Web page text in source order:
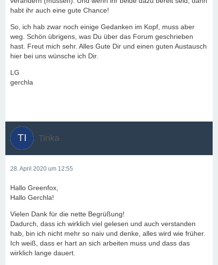
habt ihr auch eine gute Chance!
So, ich hab zwar noch einige Gedanken im Kopf, muss aber
weg. Schön übrigens, was Du über das Forum geschrieben
hast. Freut mich sehr. Alles Gute Dir und einen guten Austausch
hier bei uns wünsche ich Dir.
LG
gerchla
Tinka
28. April 2020 um 12:55
Hallo Greenfox,
Hallo Gerchla!
Vielen Dank für die nette Begrüßung!
Dadurch, dass ich wirklich viel gelesen und auch verstanden
hab, bin ich nicht mehr so naiv und denke, alles wird wie früher.
Ich weiß, dass er hart an sich arbeiten muss und dass das
wirklich lange dauert.